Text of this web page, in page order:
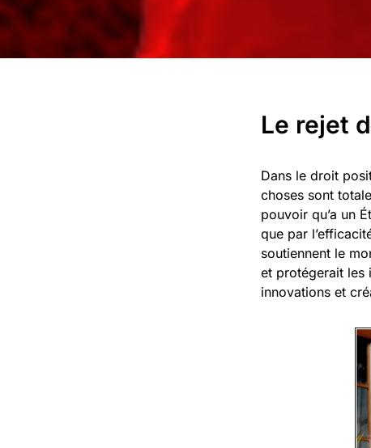
Le rejet
Dans le droit
choses sont
pouvoir qu’a un
que par
soutiennent le
et protégerait les
innovations et